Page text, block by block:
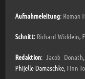
Aufnahmeleitung: Roman
Schnitt: Richard Wicklein,
Redaktion:Jacob Donath
Phijelle Damaschke, Finn